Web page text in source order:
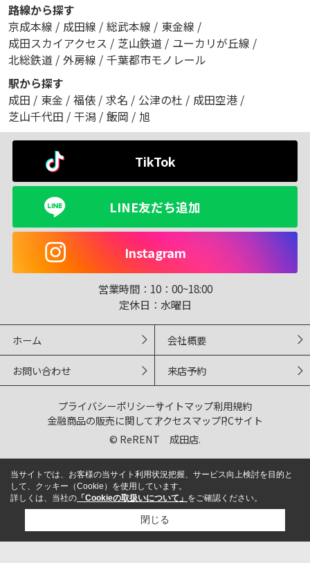
路線から探す
京成本線 / 成田線 / 総武本線 / 東金線 /
成田スカイアクセス / 芝山鉄道 / ユーカリが丘線 /
北総鉄道 / 外房線 / 千葉都市モノレール
駅から探す
成田 / 東金 / 福俵 / 求名 / 公津の杜 / 成田空港 /
芝山千代田 / 干潟 / 飯岡 / 旭
TikTok
LINE友だち追加
Instagram
営業時間： 10：00~18:00
定休日： 水曜日
ホーム 会社概要
お問い合わせ 来店予約
プライバシーポリシーサイトマップ利用規約
金融商品の販売に関してアクセスマップPCサイト
© ReRENT 成田店.
当サイトでは、お客様の当サイト利用状況把握、サービス向上検討を目的と
して、クッキー（Cookie）を使用しています。
詳しくは、当社の 「Cookieの取扱いについて」 をご確認ください。
閉じる